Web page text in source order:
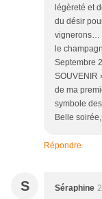
légèreté et
du désir
vignerons…
le
Septembre
SOUVENIR
de ma
symbole
Belle
Répondre
S Séraphine